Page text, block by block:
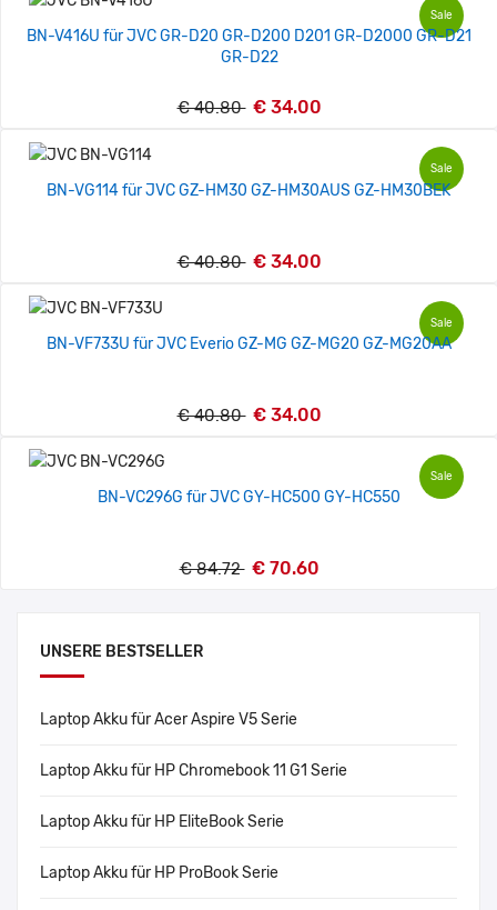
UNSERE BESTSELLER
Laptop Akku für Acer Aspire V5 Serie
Laptop Akku für HP Chromebook 11 G1 Serie
Laptop Akku für HP EliteBook Serie
Laptop Akku für HP ProBook Serie
Sale
BN-V416U für JVC GR-D20 GR-D200 D201 GR-D2000 GR-D21
GR-D22
€ 40.80 € 34.00
Sale
BN-VG114 für JVC GZ-HM30 GZ-HM30AUS GZ-HM30BEK
€ 40.80 € 34.00
Sale
BN-VF733U für JVC Everio GZ-MG GZ-MG20 GZ-MG20AA
€ 40.80 € 34.00
Sale
BN-VC296G für JVC GY-HC500 GY-HC550
€ 84.72 € 70.60